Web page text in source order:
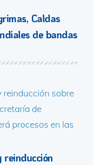
Caldas
de bandas
reinducción